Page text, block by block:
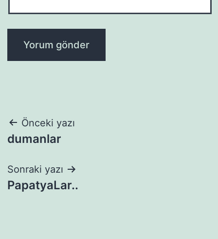
Yazı
gezinmesi
Önceki yazı
dumanlar
Sonraki yazı
PapatyaLar..